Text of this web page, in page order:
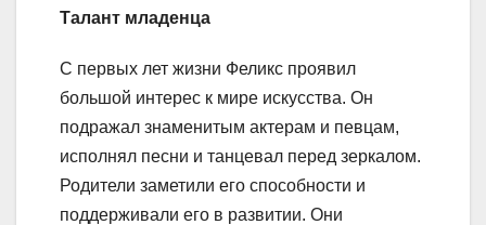
Талант младенца
С первых лет жизни Феликс проявил
большой интерес к мире искусства. Он
подражал знаменитым актерам и певцам,
исполнял песни и танцевал перед зеркалом.
Родители заметили его способности и
поддерживали его в развитии. Они